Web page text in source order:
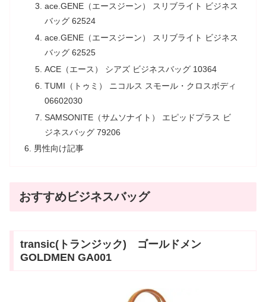
ace.GENE（エースジーン） スリブライト ビジネス
バッグ 62524
ace.GENE（エースジーン） スリブライト ビジネス
バッグ 62525
ACE（エース） シアズ ビジネスバッグ 10364
TUMI（トゥミ） ニコルス スモール・クロスボディ
06602030
SAMSONITE（サムソナイト） エピッドプラス ビ
ジネスバッグ 79206
男性向け記事
おすすめビジネスバッグ
transic(トランジック) ゴールドメン
GOLDMEN GA001